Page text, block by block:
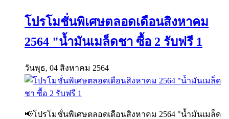
โปรโมชั่นพิเศษตลอดเดือนสิงหาคม
2564 "น้ำมันเมล็ดชา ซื้อ 2 รับฟรี 1
วันพุธ, 04 สิงหาคม 2564
📢โปรโมชั่นพิเศษตลอดเดือนสิงหาคม 2564 "น้ำมันเมล็ด